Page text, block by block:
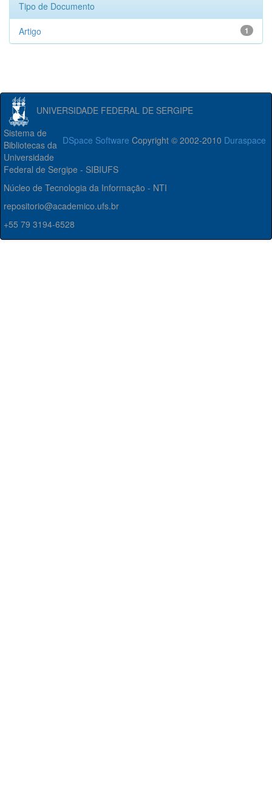
Tipo de Documento
1
Artigo
UNIVERSIDADE FEDERAL DE SERGIPE
DSpace Software Copyright © 2002-2010 Duraspace
Sistema de
Bibliotecas da
Universidade
Federal de Sergipe - SIBIUFS
Núcleo de Tecnologia da Informação - NTI
repositorio@academico.ufs.br
+55 79 3194-6528